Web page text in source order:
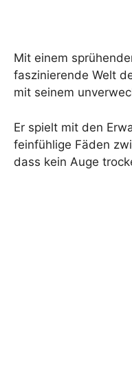
Mit einem
faszinierende Welt
mit seinem
Er spielt mit den
feinfühlige Fäden
dass kein Auge